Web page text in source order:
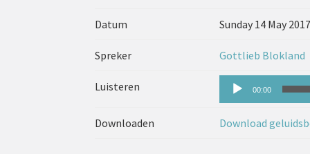
Datum Sunday 14 May 2017
Spreker Gottlieb Blokland
Luisteren Audiospeler
00:00
Downloaden Download